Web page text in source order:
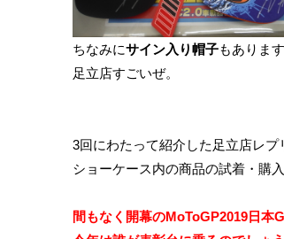
ちなみにサイン入り帽子もありま
足立店すごいぜ。
3回にわたって紹介した足立店レ
ショーケース内の商品の試着・購
間もなく開幕のMoToGP2019日本